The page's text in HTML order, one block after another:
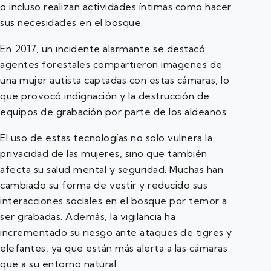
o incluso realizan actividades íntimas como hacer
sus necesidades en el bosque.
En 2017, un incidente alarmante se destacó:
agentes forestales compartieron imágenes de
una mujer autista captadas con estas cámaras, lo
que provocó indignación y la destrucción de
equipos de grabación por parte de los aldeanos.
El uso de estas tecnologías no solo vulnera la
privacidad de las mujeres, sino que también
afecta su salud mental y seguridad. Muchas han
cambiado su forma de vestir y reducido sus
interacciones sociales en el bosque por temor a
ser grabadas. Además, la vigilancia ha
incrementado su riesgo ante ataques de tigres y
elefantes, ya que están más alerta a las cámaras
que a su entorno natural.